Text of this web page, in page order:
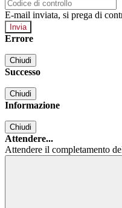
E-mail inviata, si prega di
Errore
Chiudi
Successo
Chiudi
Informazione
Chiudi
Attendere...
Attendere il completamento